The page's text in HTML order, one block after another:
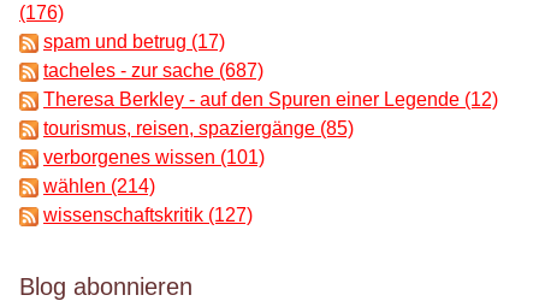
(176)
spam und betrug (17)
tacheles - zur sache (687)
Theresa Berkley - auf den Spuren einer Legende (12)
tourismus, reisen, spaziergänge (85)
verborgenes wissen (101)
wählen (214)
wissenschaftskritik (127)
Blog abonnieren